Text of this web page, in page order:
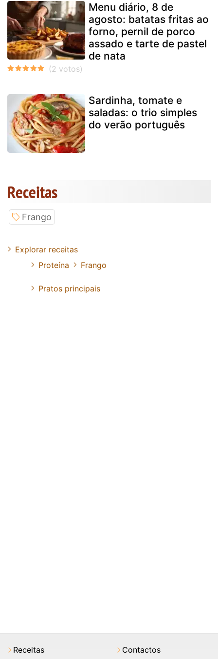
Menu diário, 8 de
agosto: batatas fritas ao
forno, pernil de porco
assado e tarte de pastel
de nata
Sardinha, tomate e
saladas: o trio simples
do verão português
Receitas
Frango
Explorar receitas
Proteína
Frango
Pratos principais
Receitas Contactos